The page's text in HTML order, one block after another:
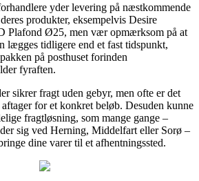
yder levering på næstkommende
produkter, eksempelvis Desire
Plafond Ø25, men vær opmærksom på at
lægges tidligere end et fast tidspunkt,
på posthuset forinden
fyraften.
sikrer fragt uden gebyr, men ofte er det
for et konkret beløb. Desuden kunne
fragtløsning, som mange gange –
sig ved Herning, Middelfart eller Sorø –
dine varer til et afhentningssted.